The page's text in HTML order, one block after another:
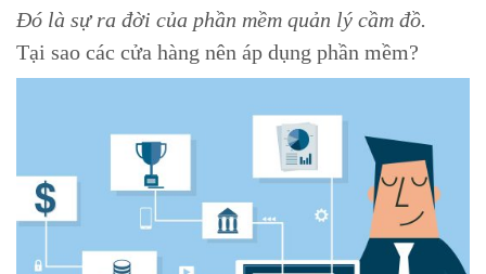
Đó là sự ra đời của phần mềm quản lý cầm đồ.
Tại sao các cửa hàng nên áp dụng phần mềm?